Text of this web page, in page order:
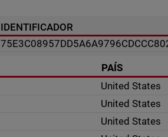
IDENTIFICADOR
PAÍS
United States
United States
United States